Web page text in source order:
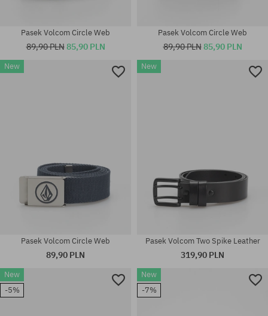
Pasek Volcom Circle Web
89,90 PLN85,90 PLN
Pasek Volcom Circle Web
89,90 PLN85,90 PLN
New
Pasek Volcom Circle Web
89,90 PLN
New
Pasek Volcom Two Spike Leather
319,90 PLN
New
-5%
New
-7%